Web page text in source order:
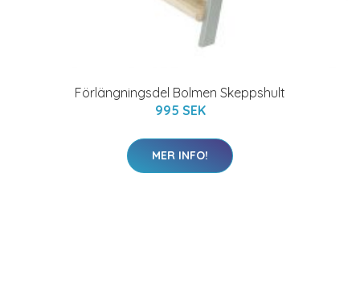
Förlängningsdel Bolmen Skeppshult
995 SEK
MER INFO!